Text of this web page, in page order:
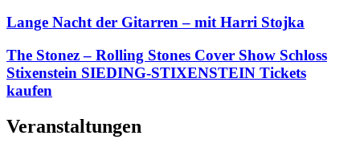
Lange Nacht der Gitarren – mit Harri Stojka
The Stonez – Rolling Stones Cover Show Schloss
Stixenstein SIEDING-STIXENSTEIN Tickets
kaufen
Veranstaltungen